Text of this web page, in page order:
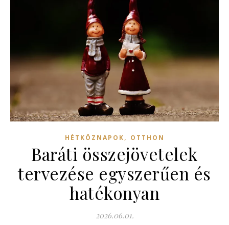
HÉTKÖZNAPOK, OTTHON
Baráti összejövetelek
tervezése egyszerűen és
hatékonyan
2026.06.01.